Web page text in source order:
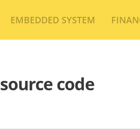
EMBEDDED SYSTEM
source code